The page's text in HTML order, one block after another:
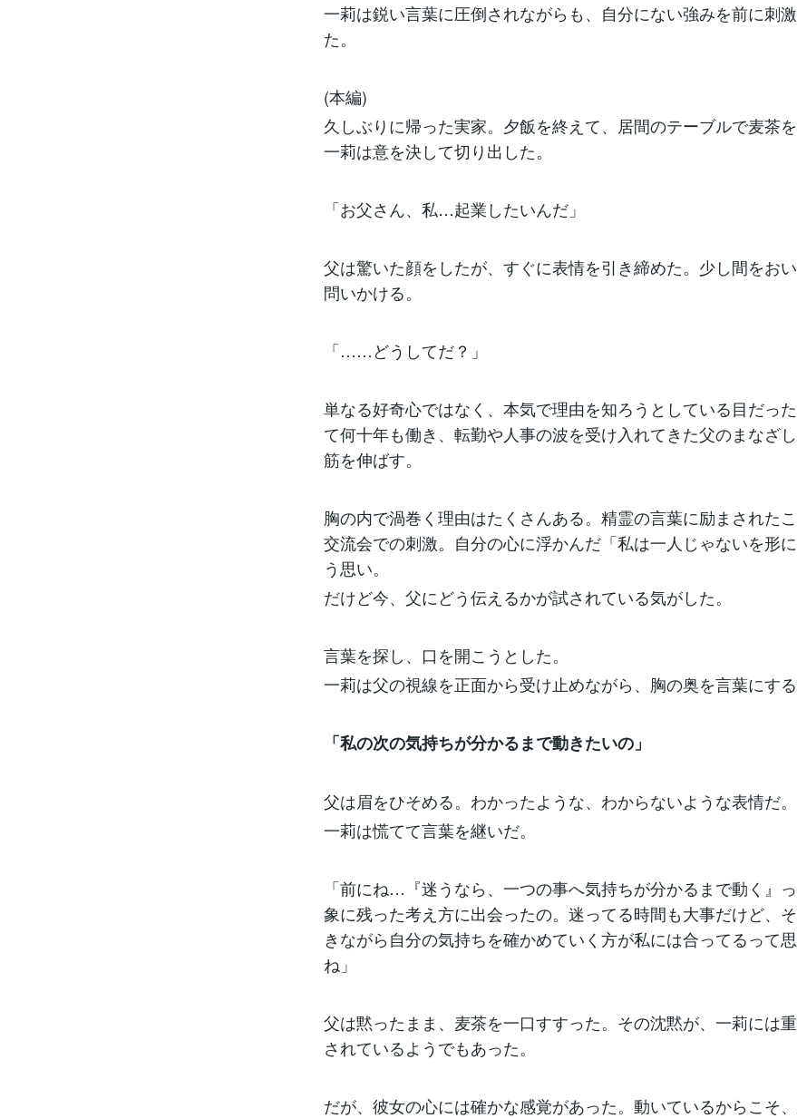
一莉は鋭い言葉に圧倒されながらも、自分にない強みを前に刺
た。
(本編)
久しぶりに帰った実家。夕飯を終えて、居間のテーブルで麦茶を
一莉は意を決して切り出した。
「お父さん、私…起業したいんだ」
父は驚いた顔をしたが、すぐに表情を引き締めた。少し間をお
問いかける。
「……どうしてだ？」
単なる好奇心ではなく、本気で理由を知ろうとしている目だっ
て何十年も働き、転勤や人事の波を受け入れてきた父のまなざ
筋を伸ばす。
胸の内で渦巻く理由はたくさんある。精霊の言葉に励まされた
交流会での刺激。自分の心に浮かんだ「私は一人じゃないを形
う思い。
だけど今、父にどう伝えるかが試されている気がした。
言葉を探し、口を開こうとした。
一莉は父の視線を正面から受け止めながら、胸の奥を言葉にする
「私の次の気持ちが分かるまで動きたいの」
父は眉をひそめる。わかったような、わからないような表情だ。
一莉は慌てて言葉を継いだ。
「前にね…『迷うなら、一つの事へ気持ちが分かるまで動く』
象に残った考え方に出会ったの。迷ってる時間も大事だけど、
きながら自分の気持ちを確かめていく方が私には合ってるって
ね」
父は黙ったまま、麦茶を一口すすった。その沈黙が、一莉には
されているようでもあった。
だが、彼女の心には確かな感覚があった。動いているからこそ